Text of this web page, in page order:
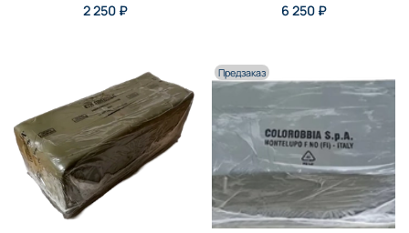
2 250 ₽
6 250 ₽
Предзаказ